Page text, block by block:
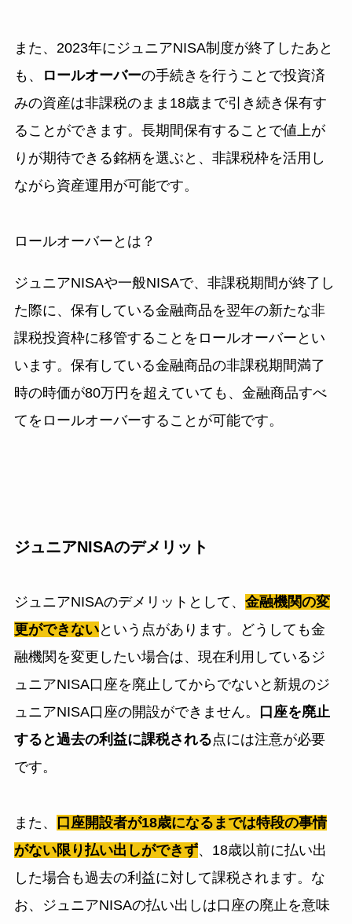
また、2023年にジュニアNISA制度が終了したあと
も、
ロールオーバーの手続きを行うことで投資済
みの資産は非課税のまま18歳まで引き続き保有す
ることができます。長期間保有することで値上が
りが期待できる銘柄を選ぶと、非課税枠を活用し
ながら資産運用が可能です。
ロールオーバーとは？
ジュニアNISAや一般NISAで、非課税期間が終了し
た際に、保有している金融商品を翌年の新たな非
課税投資枠に移管することをロールオーバーとい
います。保有している金融商品の非課税期間満了
時の時価が80万円を超えていても、金融商品すべ
てをロールオーバーすることが可能です。
ジュニアNISAのデメリット
ジュニアNISAのデメリットとして、 金融機関の変
更ができないという点があります。どうしても金
融機関を変更したい場合は、現在利用しているジ
ュニアNISA口座を廃止してからでないと新規のジ
ュニアNISA口座の開設ができません。
口座を廃止
すると過去の利益に課税される点には注意が必要
です。
また、
口座開設者が18歳になるまでは特段の事情
がない限り払い出しができず、18歳以前に払い出
した場合も過去の利益に対して課税されます。な
お、ジュニアNISAの払い出しは口座の廃止を意味